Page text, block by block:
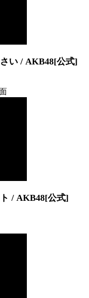
い / AKB48[公式]
/ AKB48[公式]